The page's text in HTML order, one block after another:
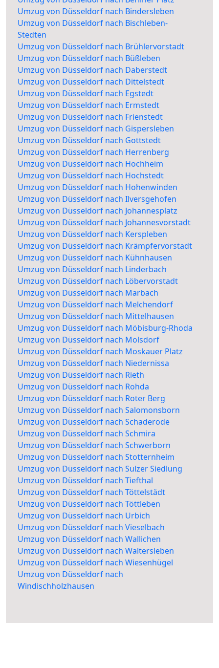
Umzug von Düsseldorf nach Bindersleben
Umzug von Düsseldorf nach Bischleben-
Stedten
Umzug von Düsseldorf nach Brühlervorstadt
Umzug von Düsseldorf nach Büßleben
Umzug von Düsseldorf nach Daberstedt
Umzug von Düsseldorf nach Dittelstedt
Umzug von Düsseldorf nach Egstedt
Umzug von Düsseldorf nach Ermstedt
Umzug von Düsseldorf nach Frienstedt
Umzug von Düsseldorf nach Gispersleben
Umzug von Düsseldorf nach Gottstedt
Umzug von Düsseldorf nach Herrenberg
Umzug von Düsseldorf nach Hochheim
Umzug von Düsseldorf nach Hochstedt
Umzug von Düsseldorf nach Hohenwinden
Umzug von Düsseldorf nach Ilversgehofen
Umzug von Düsseldorf nach Johannesplatz
Umzug von Düsseldorf nach Johannesvorstadt
Umzug von Düsseldorf nach Kerspleben
Umzug von Düsseldorf nach Krämpfervorstadt
Umzug von Düsseldorf nach Kühnhausen
Umzug von Düsseldorf nach Linderbach
Umzug von Düsseldorf nach Löbervorstadt
Umzug von Düsseldorf nach Marbach
Umzug von Düsseldorf nach Melchendorf
Umzug von Düsseldorf nach Mittelhausen
Umzug von Düsseldorf nach Möbisburg-Rhoda
Umzug von Düsseldorf nach Molsdorf
Umzug von Düsseldorf nach Moskauer Platz
Umzug von Düsseldorf nach Niedernissa
Umzug von Düsseldorf nach Rieth
Umzug von Düsseldorf nach Rohda
Umzug von Düsseldorf nach Roter Berg
Umzug von Düsseldorf nach Salomonsborn
Umzug von Düsseldorf nach Schaderode
Umzug von Düsseldorf nach Schmira
Umzug von Düsseldorf nach Schwerborn
Umzug von Düsseldorf nach Stotternheim
Umzug von Düsseldorf nach Sulzer Siedlung
Umzug von Düsseldorf nach Tiefthal
Umzug von Düsseldorf nach Töttelstädt
Umzug von Düsseldorf nach Töttleben
Umzug von Düsseldorf nach Urbich
Umzug von Düsseldorf nach Vieselbach
Umzug von Düsseldorf nach Wallichen
Umzug von Düsseldorf nach Waltersleben
Umzug von Düsseldorf nach Wiesenhügel
Umzug von Düsseldorf nach
Windischholzhausen